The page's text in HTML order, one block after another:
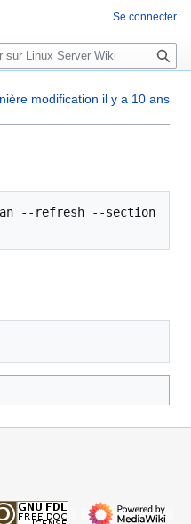
modification il y a 10 ans
--refresh --section
Se connecter